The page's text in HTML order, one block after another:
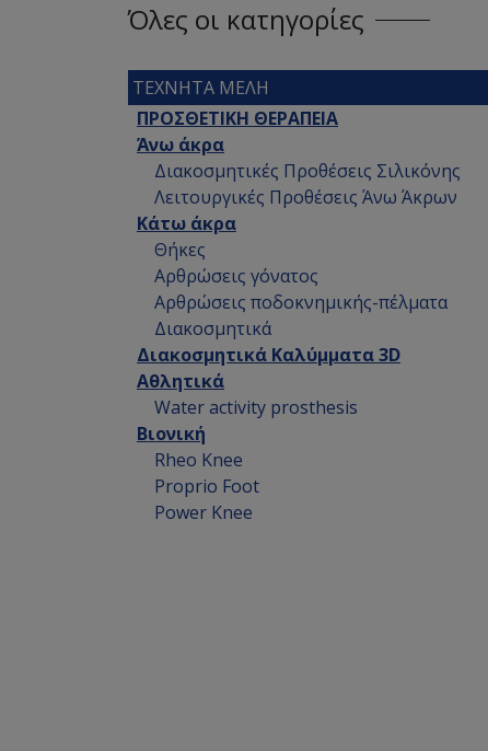
Όλες οι κατηγορίες
ΤΕΧΝΗΤΑ ΜΕΛΗ
ΠΡΟΣΘΕΤΙΚΗ ΘΕΡΑΠΕΙΑ
Άνω άκρα
Διακοσμητικές Προθέσεις Σιλικόνης
Λειτουργικές Προθέσεις Άνω Άκρων
Κάτω άκρα
Θήκες
Αρθρώσεις γόνατος
Αρθρώσεις ποδοκνημικής-πέλματα
Διακοσμητικά
Διακοσμητικά Καλύμματα 3D
Αθλητικά
Water activity prosthesis
Βιονική
Rheo Knee
Proprio Foot
Power Knee